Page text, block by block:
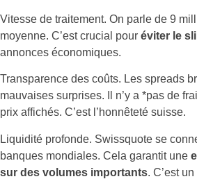
Vitesse de traitement. On parle de 9
moyenne. C’est crucial pour éviter le
annonces économiques.
Transparence des coûts. Les spreads
mauvaises surprises. Il n’y a *pas de
prix affichés. C’est l’honnêteté suisse.
Liquidité profonde. Swissquote se
banques mondiales. Cela garantit une
sur des volumes importants. C’est